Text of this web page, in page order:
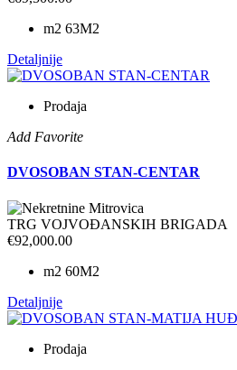
m2 63M2
Detaljnije
Prodaja
Add Favorite
DVOSOBAN STAN-CENTAR
TRG VOJVOĐANSKIH BRIGADA
€92,000.00
m2 60M2
Detaljnije
Prodaja